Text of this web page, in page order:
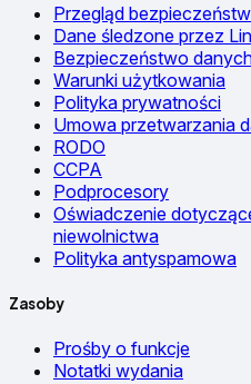
Przegląd
Dane śledzone przez
Bezpieczeństwo
Warunki użytkowania
Polityka prywatności
Umowa przetwarzania
RODO
CCPA
Podprocesory
Oświadczenie
niewolnictwa
Polityka antyspamowa
Zasoby
Prośby o funkcje
Notatki wydania